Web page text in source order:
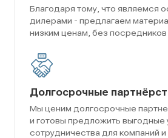
Благодаря тому, что являемся
дилерами - предлагаем
низким ценам, без посредников
Долгосрочные
Мы ценим долгосрочные
и готовы предложить выгодные
сотрудничества для компаний